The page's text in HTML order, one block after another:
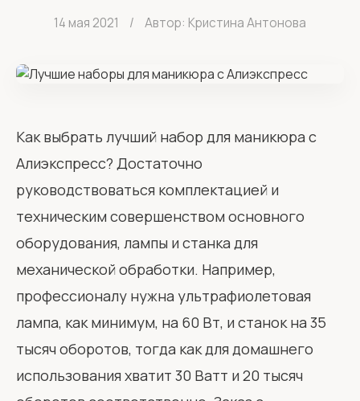
14 мая 2021 / Автор: Кристина Антонова
Как выбрать лучший набор для маникюра с
Алиэкспресс? Достаточно
руководствоваться комплектацией и
техническим совершенством основного
оборудования, лампы и станка для
механической обработки. Например,
профессионалу нужна ультрафиолетовая
лампа, как минимум, на 60 Вт, и станок на 35
тысяч оборотов, тогда как для домашнего
использования хватит 30 Ватт и 20 тысяч